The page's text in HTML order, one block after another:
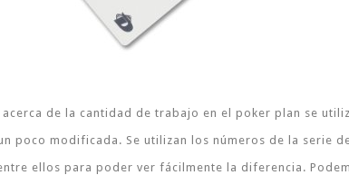
de la cantidad de trabajo en el poker plan se
poco modificada. Se utilizan los números de la serie
ellos para poder ver fácilmente la diferencia.